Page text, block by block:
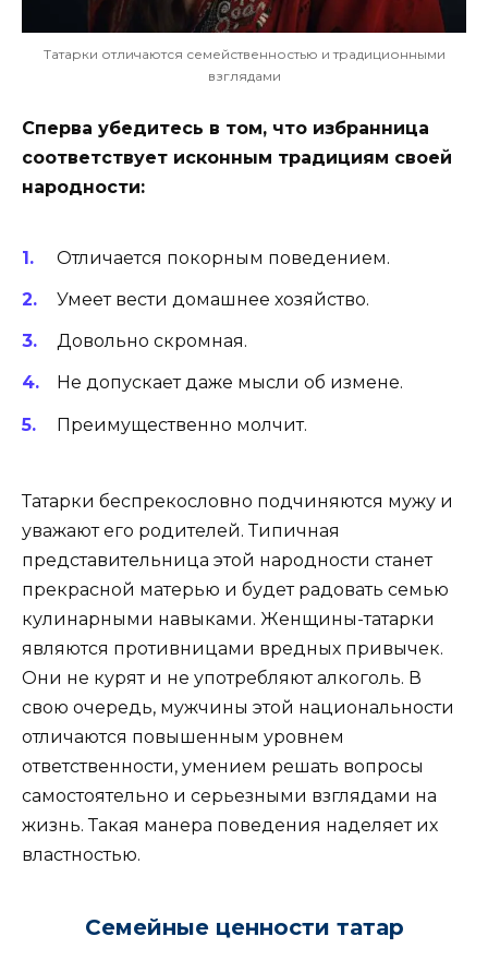
Татарки отличаются семейственностью и традиционными
взглядами
Сперва убедитесь в том, что избранница
соответствует исконным традициям своей
народности:
Отличается покорным поведением.
Умеет вести домашнее хозяйство.
Довольно скромная.
Не допускает даже мысли об измене.
Преимущественно молчит.
Татарки беспрекословно подчиняются мужу и
уважают его родителей. Типичная
представительница этой народности станет
прекрасной матерью и будет радовать семью
кулинарными навыками. Женщины-татарки
являются противницами вредных привычек.
Они не курят и не употребляют алкоголь. В
свою очередь, мужчины этой национальности
отличаются повышенным уровнем
ответственности, умением решать вопросы
самостоятельно и серьезными взглядами на
жизнь. Такая манера поведения наделяет их
властностью.
Семейные ценности татар